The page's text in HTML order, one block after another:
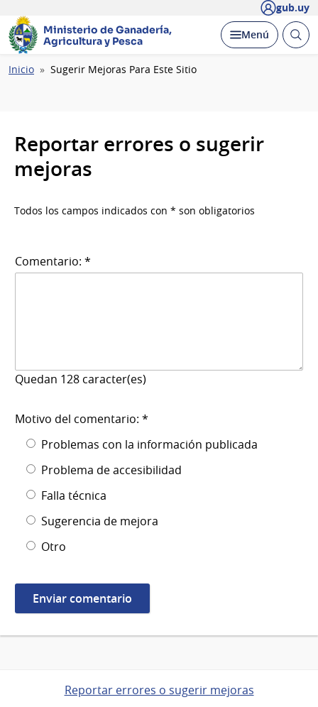
gub.uy
Ministerio de Ganadería,
Agricultura y Pesca
Desplegar
Menú Abrir
Ruta
Inicio Sugerir Mejoras Para Este Sitio
Reportar errores o sugerir
mejoras
Todos los campos indicados con * son obligatorios
Comentario: *
Quedan 128 caracter(es)
Motivo del comentario: *
Problemas con la información publicada
Problema de accesibilidad
Falla técnica
Sugerencia de mejora
Otro
Reportar errores o sugerir mejoras